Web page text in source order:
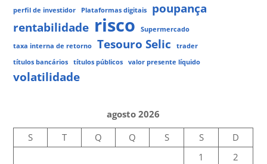
perfil de investidor
Plataformas digitais
poupança
rentabilidade risco
Supermercado
taxa interna de retorno
Tesouro Selic
trader
títulos bancários
títulos públicos valor presente líquido
volatilidade
agosto 2026
S
T Q Q S S
D
1
2